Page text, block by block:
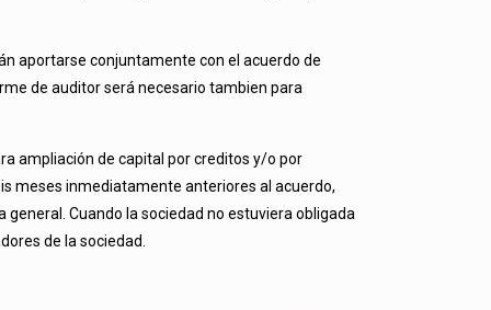
aportarse conjuntamente con el acuerdo de
de auditor será necesario tambien para
ampliación de capital por creditos y/o por
meses inmediatamente anteriores al acuerdo,
Cuando la sociedad no estuviera obligada
de la sociedad.